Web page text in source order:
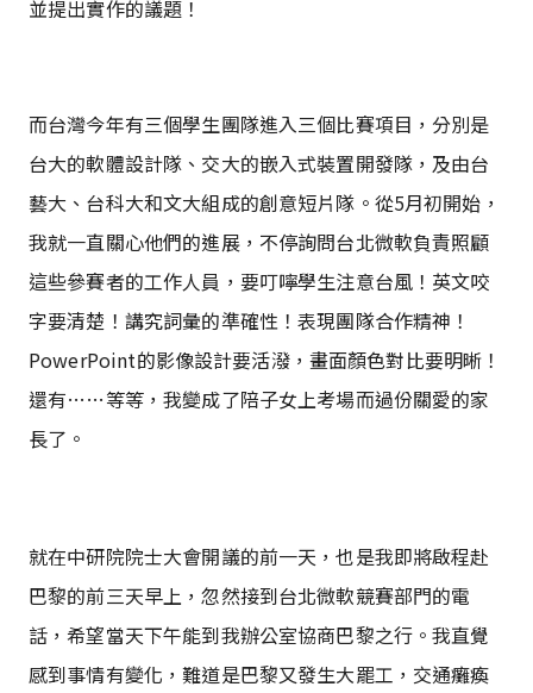
並提出實作的議題！
而台灣今年有三個學生團隊進入三個比賽項目，分別是
台大的軟體設計隊、交大的嵌入式裝置開發隊，及由台
藝大、台科大和文大組成的創意短片隊。從5月初開始，
我就一直關心他們的進展，不停詢問台北微軟負責照顧
這些參賽者的工作人員，要叮嚀學生注意台風！英文咬
字要清楚！講究詞彙的準確性！表現團隊合作精神！
PowerPoint的影像設計要活潑，畫面顏色對比要明晰！
還有……等等，我變成了陪子女上考場而過份關愛的家
長了。
就在中研院院士大會開議的前一天，也是我即將啟程赴
巴黎的前三天早上，忽然接到台北微軟競賽部門的電
話，希望當天下午能到我辦公室協商巴黎之行。我直覺
感到事情有變化，難道是巴黎又發生大罷工，交通癱瘓